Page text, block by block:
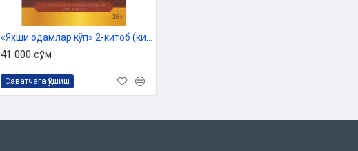
41 000 сўм
Саватчага қўшиш